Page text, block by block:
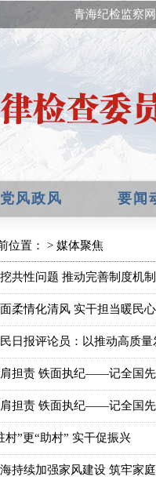
青海纪检监察
党风政风 要闻